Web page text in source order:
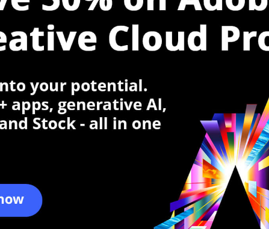
CC之后，您可能会面临几个严重的问题。我将告诉
是能够保护受感染的Photoshop破解文件，其原因很
员必须将这种病毒添加到统一数据库中。只有通过这
以解决。黑客了解它，创建新病毒并将其插入最好的
及任何其他黑客软件都无法访问官方服务器，并且在
更新，错误将不会得到纠正，工具也不会变得更好。